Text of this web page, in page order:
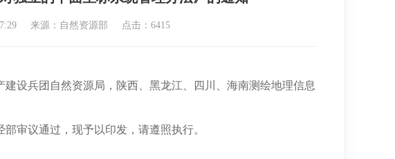
来源：自然资源部 点击： 6415
设兵团自然资源局，陕西、黑龙江、四川、海南测绘地理信息
议通过，现予以印发，请遵照执行。